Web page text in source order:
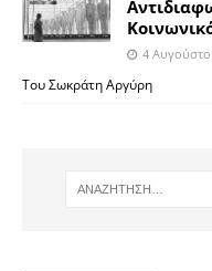
4
Του Σωκράτη Αργύρη